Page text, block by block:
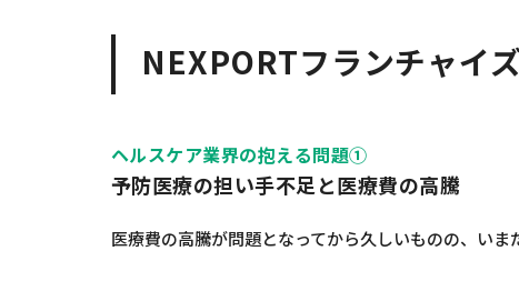
NEXPORTフランチャイ
ヘルスケア業界の抱える問題①
予防医療の担い手不足と医療費の高騰
医療費の高騰が問題となってから久しいものの、い